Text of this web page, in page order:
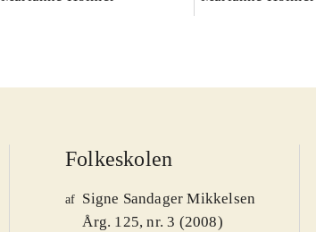
Folkeskolen
af Signe Sandager Mikkelsen
Årg. 125, nr. 3 (2008)